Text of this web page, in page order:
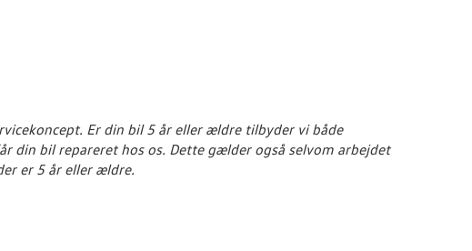
Er din bil 5 år eller ældre tilbyder vi både
din bil repareret hos os. Dette gælder også selvom arbejdet
er 5 år eller ældre.